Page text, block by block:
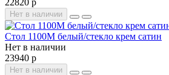
22820 р
Нет в наличии
Стол 1100М белый/стекло крем сатин
Нет в наличии
23940 р
Нет в наличии